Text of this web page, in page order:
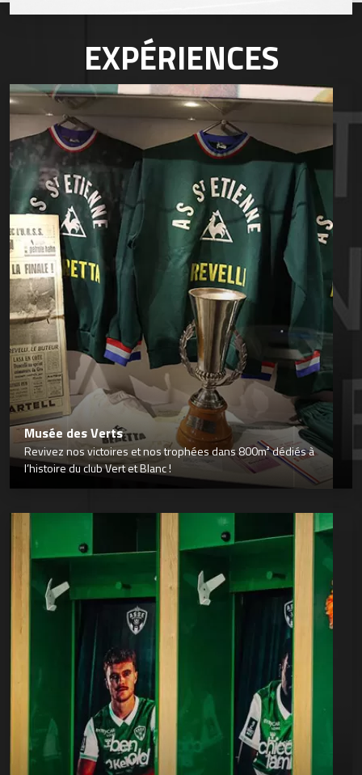
EXPÉRIENCES
Musée des Verts
Revivez nos victoires et nos trophées dans 800m² dédiés à
l’histoire du club Vert et Blanc !